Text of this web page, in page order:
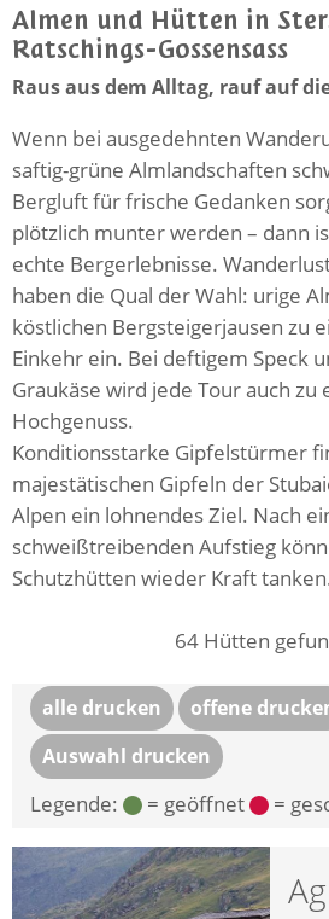
Almen und Hütten in
Ratschings-Gossensass
Raus aus dem Alltag, rauf auf
Wenn bei ausgedehnten
saftig-grüne Almlandschaften
Bergluft für frische Gedanken
plötzlich munter werden – dann
echte Bergerlebnisse.
haben die Qual der Wahl: urige
köstlichen Bergsteigerjausen zu
Einkehr ein. Bei deftigem Speck
Graukäse wird jede Tour auch
Hochgenuss.
Konditionsstarke Gipfelstürmer
majestätischen Gipfeln der
Alpen ein lohnendes Ziel. Nach
schweißtreibenden Aufstieg
Schutzhütten wieder Kraft
64 Hütten
alle drucken
offene
Auswahl drucken
Legende: = geöffnet =